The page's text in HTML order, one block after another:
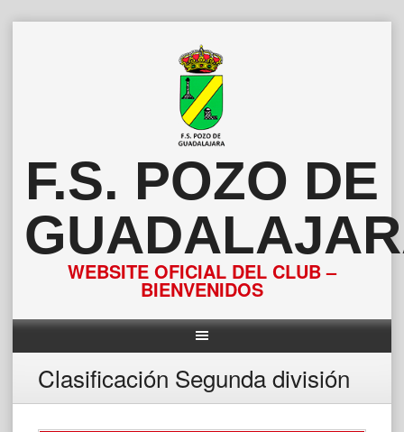
F.S. POZO DE
WEBSITE OFICIAL DEL CLUB –
BIENVENIDOS
Clasificación Segunda división